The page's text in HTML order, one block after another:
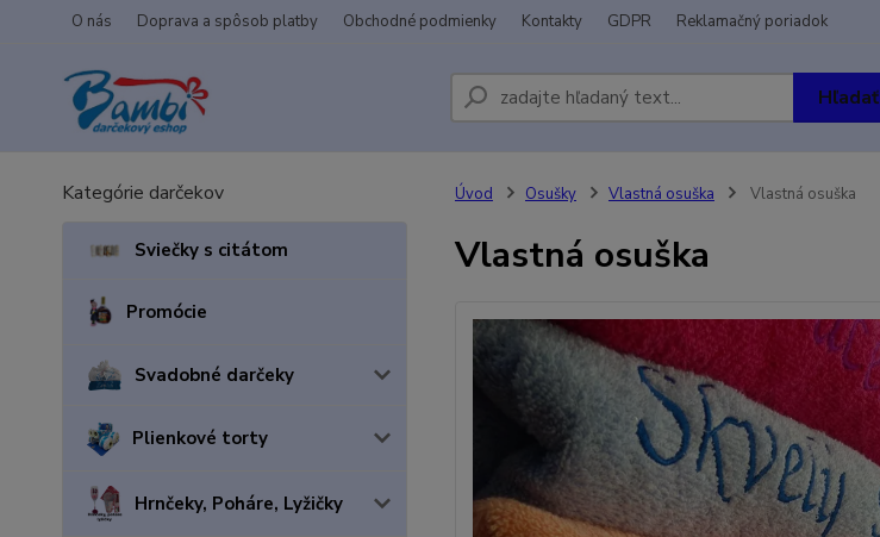
O nás Doprava a spôsob platby Obchodné podmienky Kontakty GDPR Reklamačný poriadok
Hľadať
Kategórie darčekov
Sviečky s citátom
Promócie
Svadobné darčeky
Plienkové torty
Hrnčeky, Poháre, Lyžičky
Úvod Osušky Vlastná osuška Vlastná osuška
Vlastná osuška